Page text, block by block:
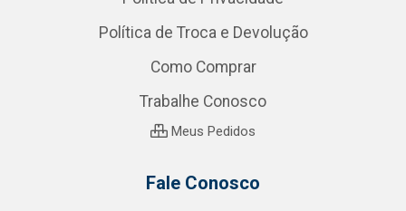
Política de Troca e Devolução
Como Comprar
Trabalhe Conosco
Meus Pedidos
Fale Conosco